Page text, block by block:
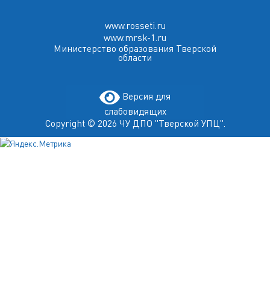
www.rosseti.ru
www.mrsk-1.ru
Министерство образования Тверской
области
Версия для
слабовидящих
Copyright © 2026 ЧУ ДПО "Тверской УПЦ".